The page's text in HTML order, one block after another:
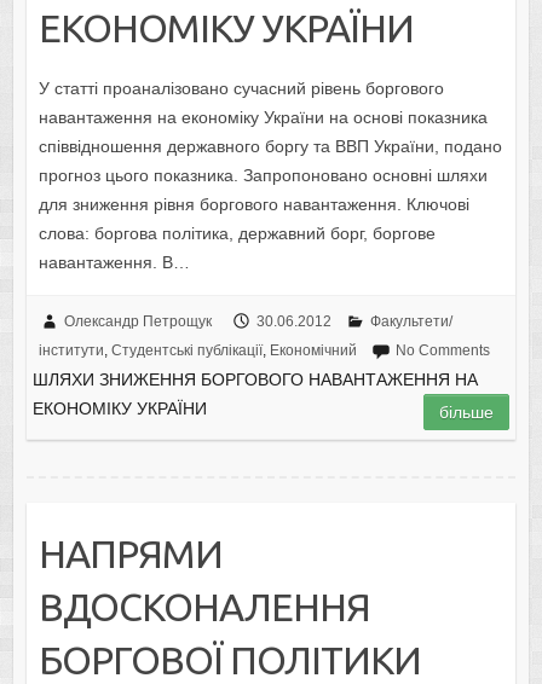
ЕКОНОМІКУ УКРАЇНИ
У статті проаналізовано сучасний рівень боргового
навантаження на економіку України на основі показника
співвідношення державного боргу та ВВП України, подано
прогноз цього показника. Запропоновано основні шляхи
для зниження рівня боргового навантаження. Ключові
слова: боргова політика, державний борг, боргове
навантаження. В…
Олександр Петрощук 30.06.2012
Факультети/
інститути, Студентські публікації, Економічний No Comments
ШЛЯХИ ЗНИЖЕННЯ БОРГОВОГО НАВАНТАЖЕННЯ НА
ЕКОНОМІКУ УКРАЇНИ
більше
НАПРЯМИ
ВДОСКОНАЛЕННЯ
БОРГОВОЇ ПОЛІТИКИ